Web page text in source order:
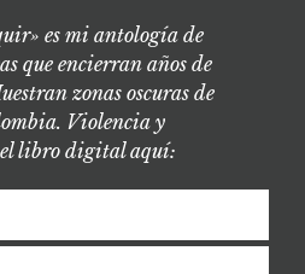
es mi antología de
que encierran años de
zonas oscuras de
Violencia y
libro digital aquí: